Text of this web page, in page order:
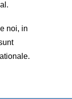
noi, in